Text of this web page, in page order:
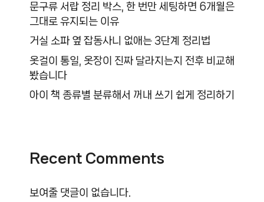
문구류 서랍 정리 박스, 한 번만 세팅하면 6개월은
그대로 유지되는 이유
거실 소파 옆 잡동사니 없애는 3단계 정리법
옷걸이 통일, 옷장이 진짜 달라지는지 전후 비교해
봤습니다
아이 책 종류별 분류해서 꺼내 쓰기 쉽게 정리하기
Recent Comments
보여줄 댓글이 없습니다.